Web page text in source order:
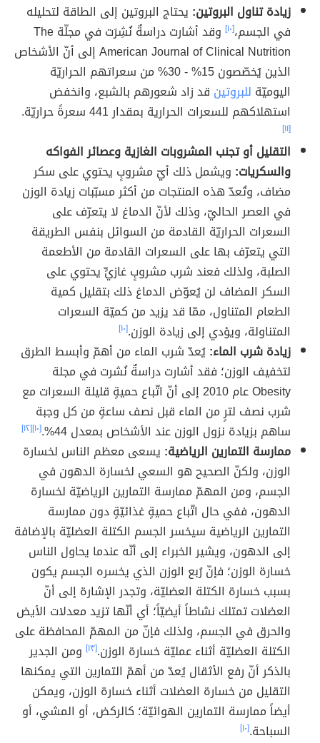
زيادة تناول البروتين: يحتاج البروتين إلى الطاقة لتحليله
في الجسم،[١٠]
وقد أشارت دراسةٌ نُشِرَت في مجلّة The
American Journal of Clinical Nutrition إلى أنّ الأشخاص
الذين يُخصّصون 15% - 30% من سعراتهم الحراريّة
اليوميّة للبروتين قد زاد شعورهم بالشبع، وانخفض
استهلاكهم للسعرات الحرارية بمقدار 441 سعرةً حراريّة.
[١١]
التقليل أو تجنب المشروبات الغازية وعصائر الفواكه
والسكريات: ويشمل ذلك أيّ مشروبٍ يحتوي على سكر
مضاف، وتُعدّ هذه المنتجات من أكثر مسبّبات زيادة الوزن
في العصر الحاليّ، وذلك لأنّ الدماغ لا يتعرّف على
السعرات الحراريّة القادمة من السوائل بنفس الطريقة
التي يتعرّف بها على السعرات القادمة من الأطعمة
الصلبة، ولذلك فعند شرب مشروبٍ غازيٍّ يحتوي على
السكر المضاف لن يُعوّض الدماغ ذلك بتقليل كمية
الطعام المتناول، ممّا قد يزيد من كميّة السعرات
المتناولة، ويؤدي إلى زيادة الوزن.[١٠]
زيادة شرب الماء:يُعدّ شرب الماء من أهمّ وأبسط الطرق
لتخفيف الوزن؛ فقد أشارت دراسةٌ نُشرت في مجلة
Obesity عام 2010 إلى أنّ اتّباع حميةٍ قليلة السعرات مع
شرب نصف لترٍ من الماء قبل نصف ساعةٍ من كل وجبة
ساهم بزيادة نزول الوزن عند الأشخاص بمعدل 44%.
[١٠] [١٢]
ممارسة التمارين الرياضية: يسعى معظم الناس لخسارة
الوزن، ولكنّ الصحيح هو السعي لخسارة الدهون في
الجسم، ومن المهمّ ممارسة التمارين الرياضيّة لخسارة
الدهون، ففي حال اتّباع حميةٍ غذائيّةٍ دون ممارسة
التمارين الرياضية سيخسر الجسم الكتلة العضليّة بالإضافة
إلى الدهون، ويشير الخبراء إلى أنّه عندما يحاول الناس
خسارة الوزن؛ فإنّ رُبع الوزن الذي يخسره الجسم يكون
بسبب خسارة الكتلة العضليّة، وتجدر الإشارة إلى أنّ
العضلات تمتلك نشاطاً أيضيّاً؛ أي أنّها تزيد معدلات الأيض
والحرق في الجسم، ولذلك فإنّ من المهمّ المحافظة على
الكتلة العضليّة أثناء عمليّة خسارة الوزن.[١٣] ومن الجدير
بالذكر أنّ رفع الأثقال يُعدّ من أهمّ التمارين التي يمكنها
التقليل من خسارة العضلات أثناء خسارة الوزن، ويمكن
أيضاً ممارسة التمارين الهوائيّة؛ كالركض، أو المشي، أو
السباحة.[١٠]